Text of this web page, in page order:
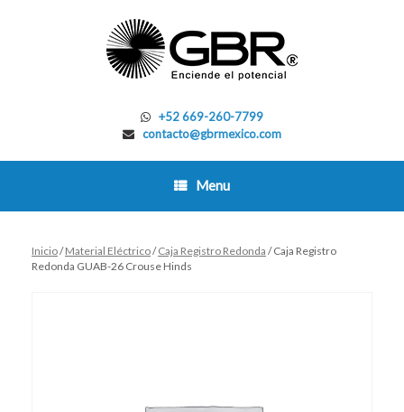
+52 669-260-7799
contacto@gbrmexico.com
Menu
Inicio/Material Eléctrico/Caja Registro Redonda / Caja Registro
Redonda GUAB-26 Crouse Hinds